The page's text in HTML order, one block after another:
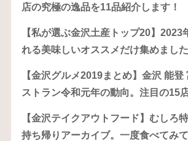
店の究極の逸品を11品紹介します！
【私が選ぶ金沢土産トップ20】2023
れる美味しいオススメだけ集めました
【金沢グルメ2019まとめ】金沢 能登
ストラン令和元年の動向。注目の15
【金沢テイクアウトフード】むしろ
持ち帰りアーカイブ。一度食べてみ